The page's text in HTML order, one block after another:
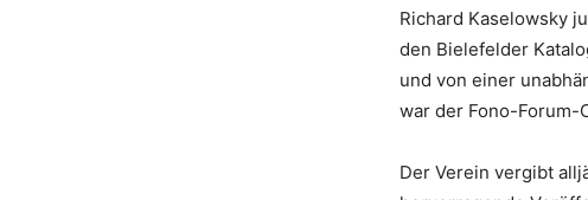
Richard Kaselowsky
den Bielefelder
und von einer
war der Fono-Forum-
Der Verein vergibt